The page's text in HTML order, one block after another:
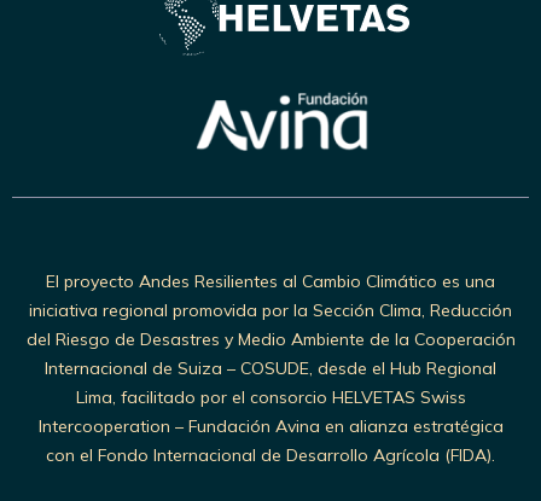
El proyecto Andes Resilientes al Cambio Climático es una
iniciativa regional promovida por la Sección Clima, Reducción
del Riesgo de Desastres y Medio Ambiente de la Cooperación
Internacional de Suiza – COSUDE, desde el Hub Regional
Lima, facilitado por el consorcio HELVETAS Swiss
Intercooperation – Fundación Avina en alianza estratégica
con el Fondo Internacional de Desarrollo Agrícola (FIDA).